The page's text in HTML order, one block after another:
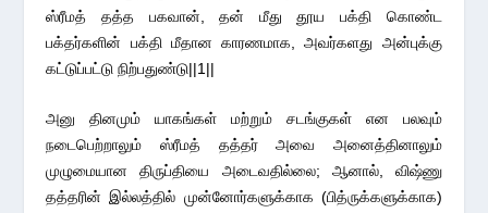
ஸ்ரீமத் தத்த பகவான், தன் மீது தூய பக்தி கொண்ட
பக்தர்களின் பக்தி மீதான காரணமாக, அவர்களது அன்புக்கு
கட்டுப்பட்டு நிற்பதுண்டு||1||
அனு தினமும் யாகங்கள் மற்றும் சடங்குகள் என பலவும்
நடைபெற்றாலும் ஸ்ரீமத் தத்தர் அவை அனைத்தினாலும்
முழுமையான திருப்தியை அடைவதில்லை; ஆனால், விஷ்ணு
தத்தரின் இல்லத்தில் முன்னோர்களுக்காக (பித்ருக்களுக்காக)